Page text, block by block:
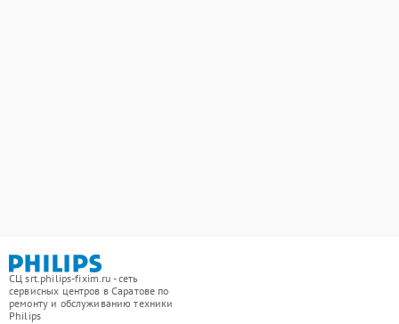
СЦ srt.philips-fixim.ru - сеть
сервисных центров в Саратове по
ремонту и обслуживанию техники
Philips